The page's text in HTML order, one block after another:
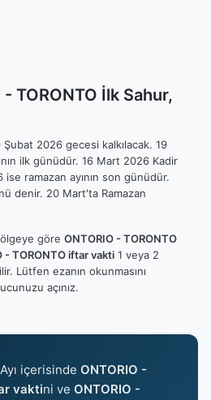
TORONTO İlk Sahur,
Şubat 2026 gecesi kalkılacak. 19
ilk günüdür. 16 Mart 2026 Kadir
ramazan ayının son günüdür.
denir. 20 Mart'ta Ramazan
göre ONTORIO - TORONTO
- TORONTO iftar vakti 1 veya 2
Lütfen ezanın okunmasını
açınız.
içerisinde ONTORIO -
vaktini ve ONTORIO -